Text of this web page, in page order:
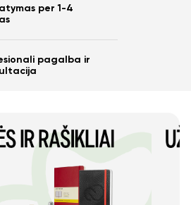
per 1-4
pagalba ir
Taip
Ne